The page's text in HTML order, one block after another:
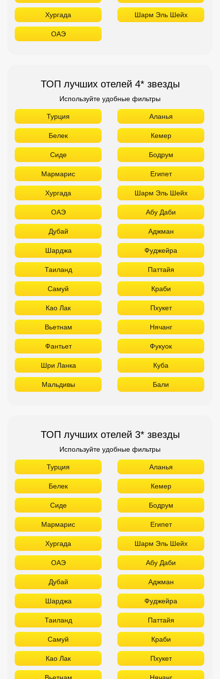
Хургада Шарм Эль Шейх
ОАЭ
ТОП лучших отелей 4* звезды
Используйте удобные фильтры
Турция Аланья
Белек Кемер
Сиде Бодрум
Мармарис Египет
Хургада Шарм Эль Шейх
ОАЭ Абу Даби
Дубай Аджман
Шарджа Фуджейра
Таиланд Паттайя
Самуй Краби
Као Лак Пхукет
Вьетнам Нячанг
Фантьет Фукуок
Шри Ланка Куба
Мальдивы Бали
ТОП лучших отелей 3* звезды
Используйте удобные фильтры
Турция Аланья
Белек Кемер
Сиде Бодрум
Мармарис Египет
Хургада Шарм Эль Шейх
ОАЭ Абу Даби
Дубай Аджман
Шарджа Фуджейра
Таиланд Паттайя
Самуй Краби
Као Лак Пхукет